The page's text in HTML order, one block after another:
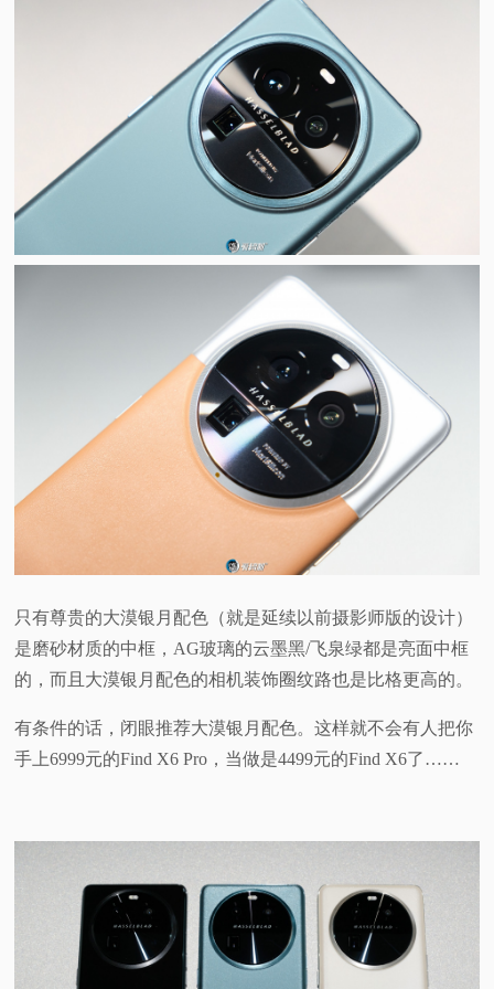
只有尊贵的大漠银月配色（就是延续以前摄影师版的设计）
是磨砂材质的中框，AG玻璃的云墨黑/飞泉绿都是亮面中框
的，而且大漠银月配色的相机装饰圈纹路也是比格更高的。
有条件的话，闭眼推荐大漠银月配色。这样就不会有人把你
手上6999元的Find X6 Pro，当做是4499元的Find X6了……